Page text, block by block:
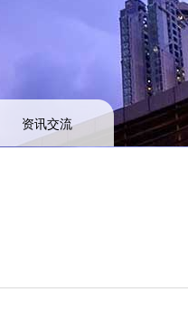
资讯交流